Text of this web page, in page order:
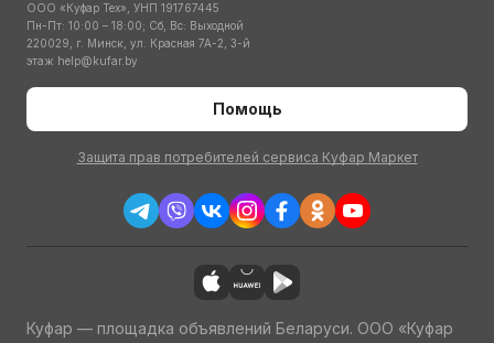
ООО «Куфар Тех», УНП 191767445
Пн-Пт: 10:00 – 18:00; Сб, Вс: Выходной
220029, г. Минск, ул. Красная 7А-2, 3-й
этаж help@kufar.by
Помощь
Защита прав потребителей сервиса Куфар Маркет
Куфар — площадка объявлений Беларуси. ООО «Куфар